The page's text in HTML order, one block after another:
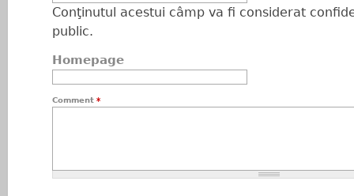
Conţinutul acestui câmp va fi considerat
public.
Homepage
Comment *